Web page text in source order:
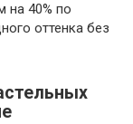
на 40% по
оттенка без